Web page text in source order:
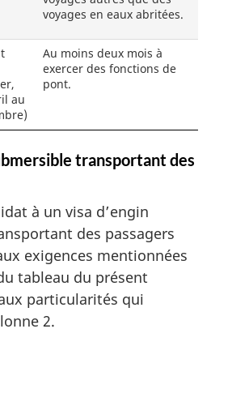
voyages en eaux abritées.
au
Au moins deux mois à
exercer des fonctions de
pont.
transportant des
à un visa d’engin
des passagers
exigences mentionnées
tableau du présent
particularités qui
2.